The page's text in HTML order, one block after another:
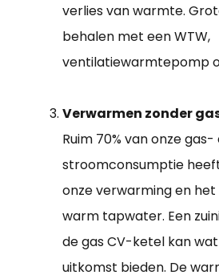
verlies van warmte.
behalen met een WTW,
ventilatiewarmtepomp
Verwarmen zonder
Ruim 70% van onze gas-
stroomconsumptie
onze verwarming en
warm tapwater. Een
de gas CV-ketel kan
uitkomst bieden. De